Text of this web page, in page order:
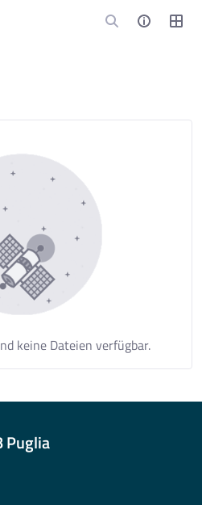
keine Dateien verfügbar.
Puglia